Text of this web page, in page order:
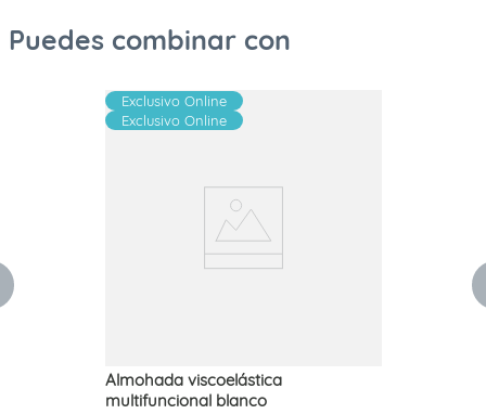
Puedes combinar con
Exclusivo Online
Exclusivo Online
Almohada viscoelástica
multifuncional blanco